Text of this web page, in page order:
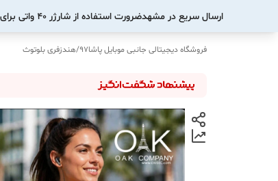
ارسال سریع در مشهدضرورت استفاده از شارژر ۴۰ واتی برای آیفون های سری ۱۷ و ۱۶
فروشگاه دیجیتالی جانبی موبایل پاشا97 /هندزفری بلوتوث